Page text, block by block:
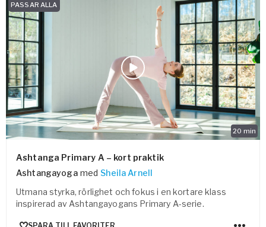
20 min
PASSAR ALLA
Ashtanga Primary A – kort praktik
Ashtangayoga med Sheila Arnell
Utmana styrka, rörlighet och fokus i en kortare klass
inspirerad av Ashtangayogans Primary A-serie.